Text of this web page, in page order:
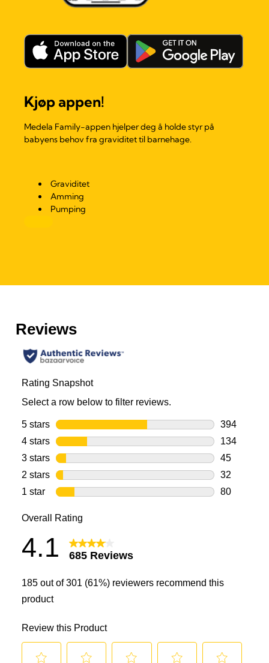
Kjøp appen!
Medela Family-appen hjelper deg å holde styr på
babyens behov fra graviditet til barnehage.
Graviditet
Amming
Pumping